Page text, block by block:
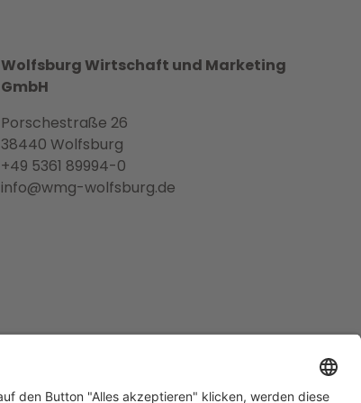
Wolfsburg Wirtschaft und Marketing
GmbH
Porschestraße 26
38440 Wolfsburg
+49 5361 89994-0
info@wmg-wolfsburg.de